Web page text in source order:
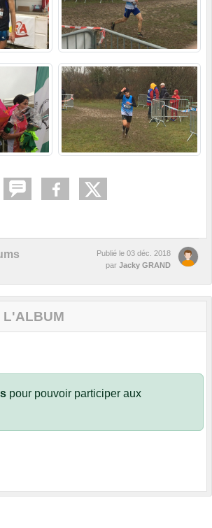
Publié le 03 déc. 2018
par Jacky GRAND
L'ALBUM
pour pouvoir participer aux